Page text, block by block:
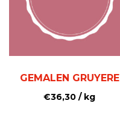
GEMALEN GRUYERE
€36,30 / kg